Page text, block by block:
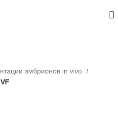
эмбрионов in vivo